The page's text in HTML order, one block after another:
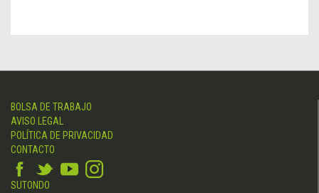
BOLSA DE TRABAJO
AVISO LEGAL
POLÍTICA DE PRIVACIDAD
CONTACTO
SUTONDO